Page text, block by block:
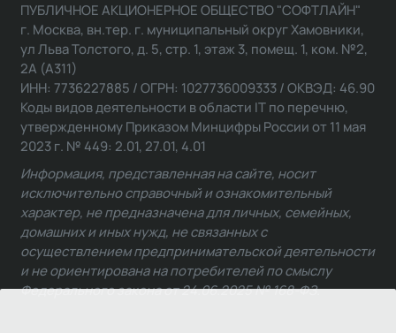
ПУБЛИЧНОЕ АКЦИОНЕРНОЕ ОБЩЕСТВО "СОФТЛАЙН"
г. Москва, вн.тер. г. муниципальный округ Хамовники,
ул Льва Толстого, д. 5, стр. 1, этаж 3, помещ. 1, ком. №2,
2А (А311)
ИНН: 7736227885 / ОГРН: 1027736009333 / ОКВЭД: 46.90
Коды видов деятельности в области IT по перечню,
утвержденному Приказом Минцифры России от 11 мая
2023 г. № 449: 2.01, 27.01, 4.01
Информация, представленная на сайте, носит
исключительно справочный и ознакомительный
характер, не предназначена для личных, семейных,
домашних и иных нужд, не связанных с
осуществлением предпринимательской деятельности
и не ориентирована на потребителей по смыслу
Федерального закона от 24.06.2025 № 168-ФЗ.